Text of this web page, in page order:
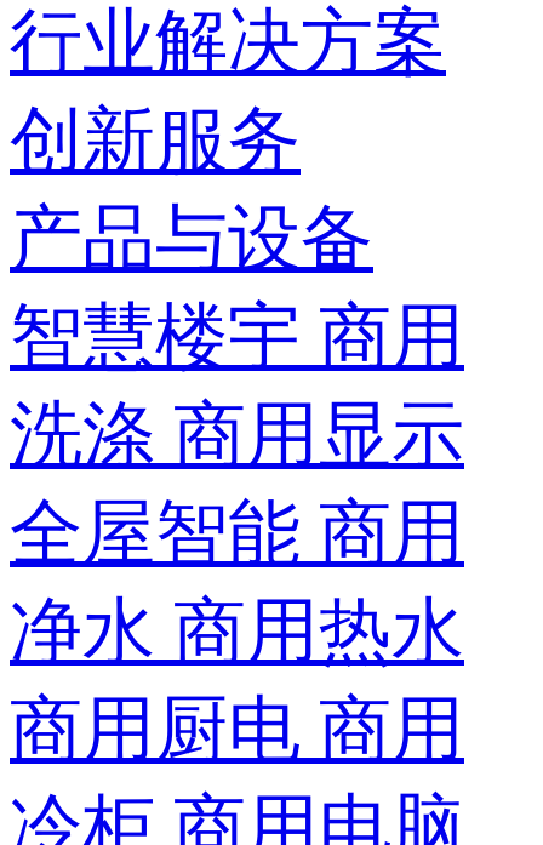
行业解决方案
创新服务
产品与设备
智慧楼宇 商用
洗涤 商用显示
全屋智能 商用
净水 商用热水
商用厨电 商用
冷柜 商用电脑